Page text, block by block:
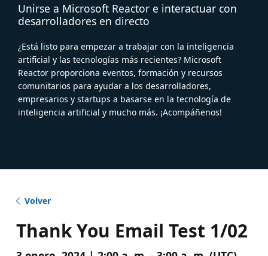
Unirse a Microsoft Reactor e interactuar con
desarrolladores en directo
¿Está listo para empezar a trabajar con la inteligencia
artificial y las tecnologías más recientes? Microsoft
Reactor proporciona eventos, formación y recursos
comunitarios para ayudar a los desarrolladores,
empresarios y startups a basarse en la tecnología de
inteligencia artificial y mucho más. ¡Acompáñenos!
Volver
Thank You Email Test 1/02